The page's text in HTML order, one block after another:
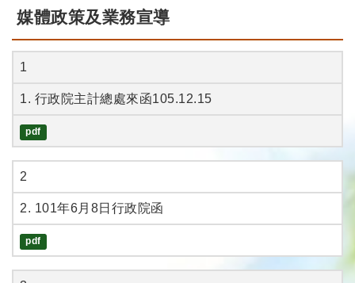
媒體政策及業務宣導
1
1. 行政院主計總處來函105.12.15
pdf
2
2. 101年6月8日行政院函
pdf